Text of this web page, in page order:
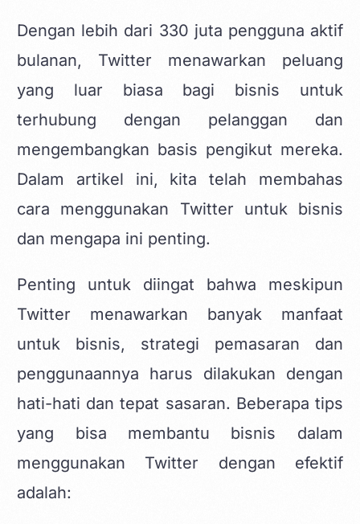
Dengan lebih dari 330 juta pengguna aktif
bulanan, Twitter menawarkan peluang
yang luar biasa bagi bisnis untuk
terhubung dengan pelanggan dan
mengembangkan basis pengikut mereka.
Dalam artikel ini, kita telah membahas
cara menggunakan Twitter untuk bisnis
dan mengapa ini penting.
Penting untuk diingat bahwa meskipun
Twitter menawarkan banyak manfaat
untuk bisnis, strategi pemasaran dan
penggunaannya harus dilakukan dengan
hati-hati dan tepat sasaran. Beberapa tips
yang bisa membantu bisnis dalam
menggunakan Twitter dengan efektif
adalah: